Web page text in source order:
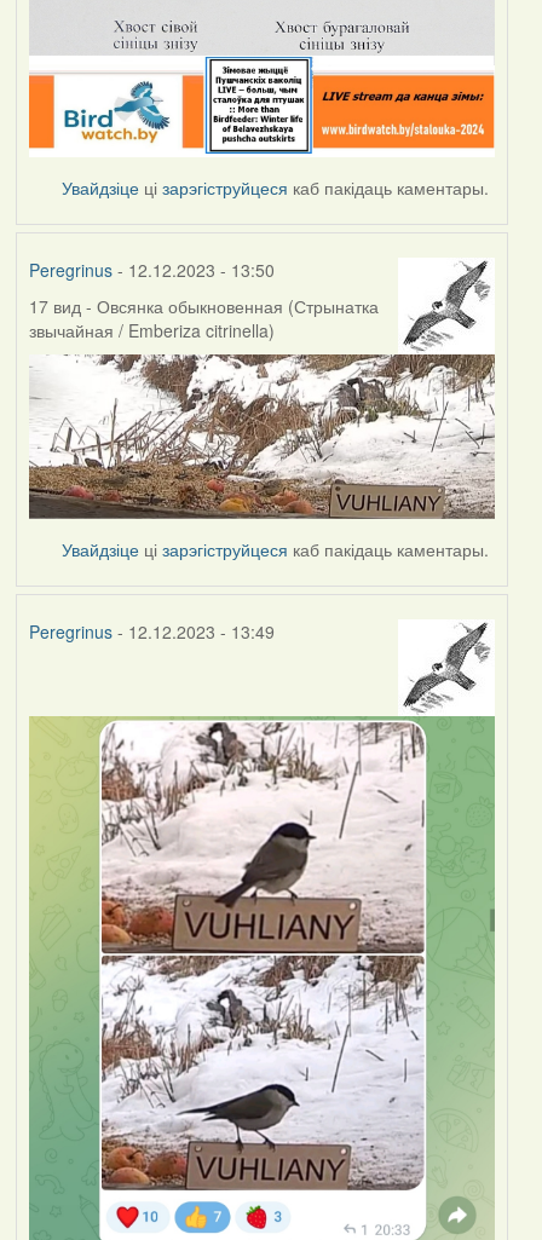
Увайдзіце цізарэгіструйцеся каб пакідаць каментары.
Peregrinus- 12.12.2023 - 13:50
17 вид - Овсянка обыкновенная (Стрынатка
звычайная / Emberiza citrinella)
Увайдзіце цізарэгіструйцеся каб пакідаць каментары.
Peregrinus- 12.12.2023 - 13:49